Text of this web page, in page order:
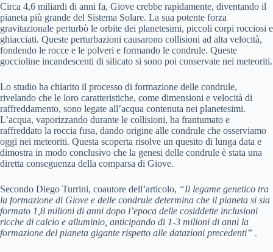
Circa 4,6 miliardi di anni fa, Giove crebbe rapidamente, diventando il
pianeta più grande del Sistema Solare. La sua potente forza
gravitazionale perturbò le orbite dei planetesimi, piccoli corpi rocciosi e
ghiacciati. Queste perturbazioni causarono collisioni ad alta velocità,
fondendo le rocce e le polveri e formando le condrule. Queste
goccioline incandescenti di silicato si sono poi conservate nei meteoriti.
Lo studio ha chiarito il processo di formazione delle condrule,
rivelando che le loro caratteristiche, come dimensioni e velocità di
raffreddamento, sono legate all’acqua contenuta nei planetesimi.
L’acqua, vaporizzando durante le collisioni, ha frantumato e
raffreddato la roccia fusa, dando origine alle condrule che osserviamo
oggi nei meteoriti. Questa scoperta risolve un quesito di lunga data e
dimostra in modo conclusivo che la genesi delle condrule è stata una
diretta conseguenza della comparsa di Giove.
Secondo Diego Turrini, coautore dell’articolo, “Il legame genetico tra
la formazione di Giove e delle condrule determina che il pianeta si sia
formato 1,8 milioni di anni dopo l’epoca delle cosiddette inclusioni
ricche di calcio e alluminio, anticipando di 1-3 milioni di anni la
formazione del pianeta gigante rispetto alle datazioni precedenti” .